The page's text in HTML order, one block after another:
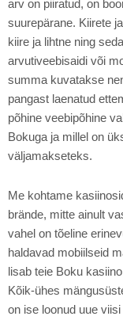
arv on piiratud, on
suurepärane. Kiirete
kiire ja lihtne ning
arvutiveebisaidi või
summa kuvatakse
pangast laenatud
põhine veebipõhine
Bokuga ja millel on
väljamakseteks.
Me kohtame
brände, mitte ainult
vahel on tõeline
haldavad mobiilseid
lisab teie Boku
Kõik-ühes
on ise loonud uue